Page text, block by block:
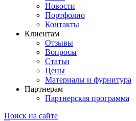
Новости
Портфолио
Контакты
Клиентам
Отзывы
Вопросы
Статьи
Цены
Материалы и фурнитура
Партнерам
Партнерская программа
Поиск на сайте